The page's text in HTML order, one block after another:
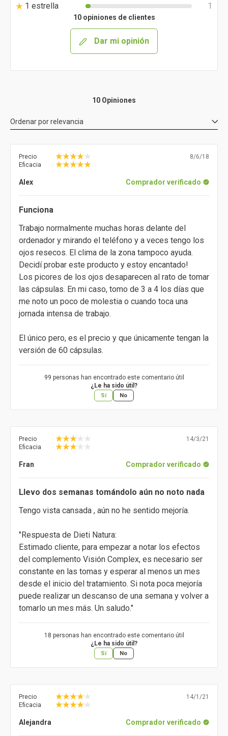
1 estrella 1
10 opiniones de clientes
Dar mi opinión
10 Opiniones
Ordenar porrelevancia
Precio
Eficacia
8/6/18
Alex Comprador verificado
Funciona
Trabajo normalmente muchas horas delante del
ordenador y mirando el teléfono y a veces tengo los
ojos resecos. El clima de la zona tampoco ayuda.
Decidí probar este producto y estoy encantado!
Los picores de los ojos desaparecen al rato de tomar
las cápsulas. En mi caso, tomo de 3 a 4 los días que
me noto un poco de molestia o cuando toca una
jornada intensa de trabajo.
El único pero, es el precio y que únicamente tengan la
versión de 60 cápsulas.
99 personas han encontrado este comentario útil
¿Le ha sido útil?
Sí No
Precio
Eficacia
14/3/21
Fran Comprador verificado
Llevo dos semanas tomándolo aún no noto nada
Tengo vista cansada , aún no he sentido mejoría.
"Respuesta de Dieti Natura:
Estimado cliente, para empezar a notar los efectos
del complemento Visión Complex, es necesario ser
constante en las tomas y esperar al menos un mes
desde el inicio del tratamiento. Si nota poca mejoría
puede realizar un descanso de una semana y volver a
tomarlo un mes más. Un saludo."
18 personas han encontrado este comentario útil
¿Le ha sido útil?
Sí No
Precio
Eficacia
14/1/21
Alejandra Comprador verificado